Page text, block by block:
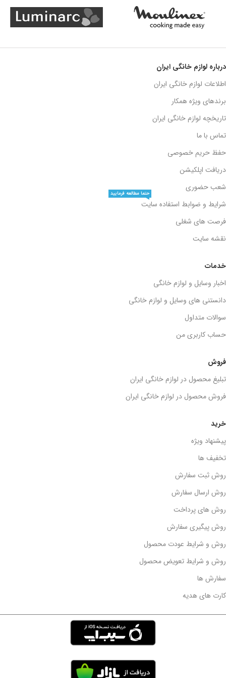
خرید
پیشنهاد ویژه
تخفیف ها
روش ثبت سفارش
روش ارسال سفارش
روش های پرداخت
روش پیگیری سفارش
روش و شرایط عودت محصول
روش و شرایط تعویض محصول
سفارش ها
کارت های هدیه
فروش
تبلیغ محصول در لوازم خانگی ایران
فروش محصول در لوازم خانگی ایران
خدمات
اخبار وسایل و لوازم خانگی
دانستنی های وسایل و لوازم خانگی
سوالات متداول
حساب کاربری من
درباره لوازم خانگی ایران
اطلاعات لوازم خانگی ایران
برندهای ویژه همکار
تاریخچه لوازم خانگی ایران
تماس با ما
حفظ حریم خصوصی
دریافت اپلکیشن
شعب حضوری
شرایط و ضوابط استفاده سایت
حتما مطالعه فرمایید
فرصت های شغلی
نقشه سایت